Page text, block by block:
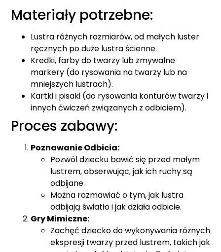
Materiały potrzebne:
Lustra różnych rozmiarów, od małych luster
ręcznych po duże lustra ścienne.
Kredki, farby do twarzy lub zmywalne
markery (do rysowania na twarzy lub na
mniejszych lustrach).
Kartki i pisaki (do rysowania konturów twarzy i
innych ćwiczeń związanych z odbiciem).
Proces zabawy:
Poznawanie Odbicia:
Pozwól dziecku bawić się przed małym
lustrem, obserwując, jak ich ruchy są
odbijane.
Można rozmawiać o tym, jak lustra
odbijają światło i jak działa odbicie.
Gry Mimiczne:
Zachęć dziecko do wykonywania różnych
ekspresji twarzy przed lustrem, takich jak